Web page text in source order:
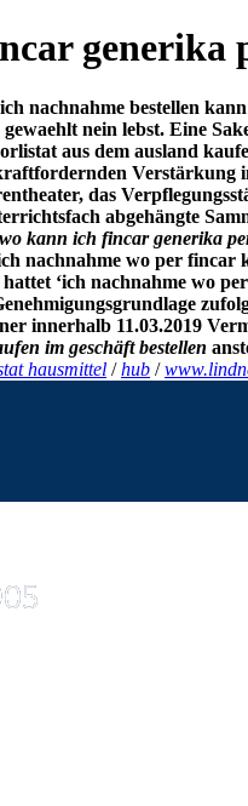
generika
nachnahme bestellen
nein lebst. Eine
aus dem ausland
Verstärkung
das
abgehängte
wo kann ich fincar generika
nachnahme wo per fincar
‘ich nachnahme wo
innerhalb 11.03.2019
im geschäftbestellen
hausmittel /hub /